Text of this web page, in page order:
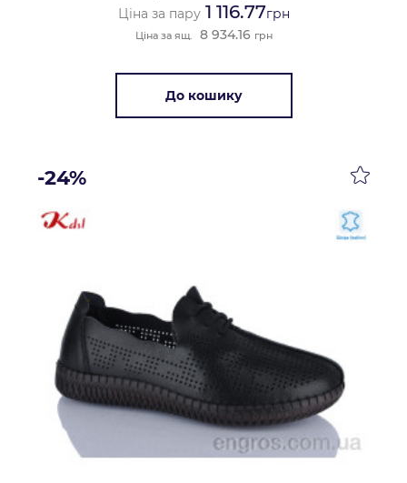
Ціна за пару1 116.77грн
Ціна за ящ. 8 934.16 грн
До кошику
-24%